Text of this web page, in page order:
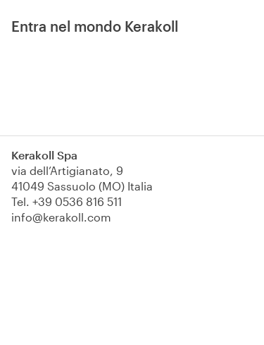
Entra nel mondo Kerakoll
Kerakoll Spa
via dell’Artigianato, 9
41049 Sassuolo (MO) Italia
Tel. +39 0536 816 511
info@kerakoll.com